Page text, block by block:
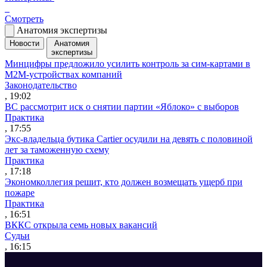
Смотреть
Анатомия экспертизы
Новости
Анатомия
экспертизы
Минцифры предложило усилить контроль за сим-картами в
M2M-устройствах компаний
Законодательство
, 19:02
ВС рассмотрит иск о снятии партии «Яблоко» с выборов
Практика
, 17:55
Экс-владельца бутика Cartier осудили на девять с половиной
лет за таможенную схему
Практика
, 17:18
Экономколлегия решит, кто должен возмещать ущерб при
пожаре
Практика
, 16:51
ВККС открыла семь новых вакансий
Судьи
, 16:15